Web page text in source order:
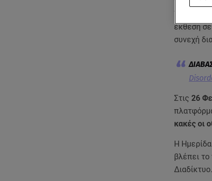
Τα παιδιά
έκθεση σε
συνεχή
Στις 26
κακές οι
Η
βλέπει το
Διαδίκτυο.